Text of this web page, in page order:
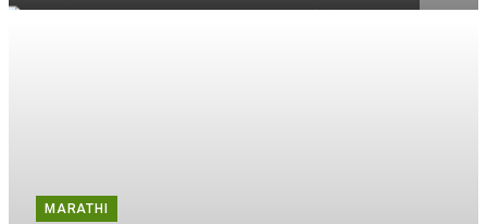
MARATHI